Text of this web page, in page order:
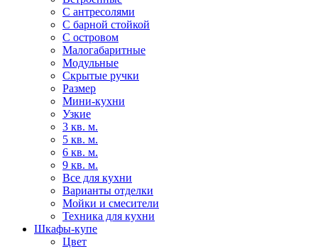
С антресолями
С барной стойкой
С островом
Малогабаритные
Модульные
Скрытые ручки
Размер
Мини-кухни
Узкие
3 кв. м.
5 кв. м.
6 кв. м.
9 кв. м.
Все для кухни
Варианты отделки
Мойки и смесители
Техника для кухни
Шкафы-купе
Цвет